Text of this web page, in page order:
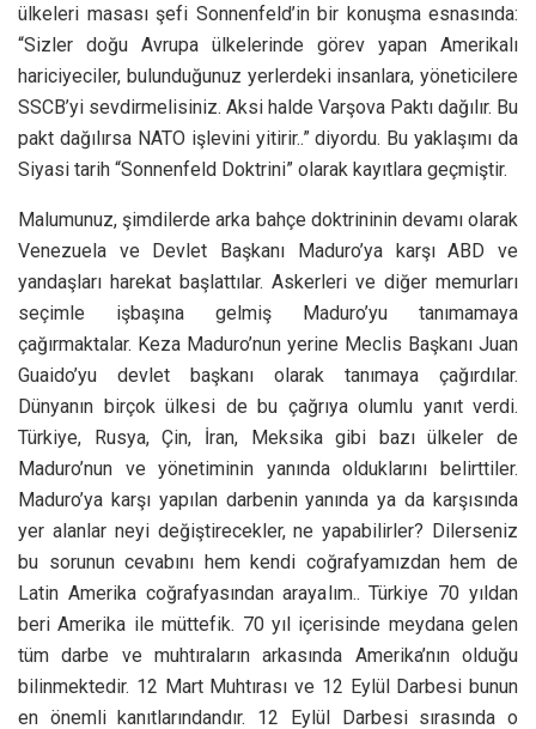
ülkeleri masası şefi Sonnenfeld’in bir konuşma esnasında:
“Sizler doğu Avrupa ülkelerinde görev yapan Amerikalı
hariciyeciler, bulunduğunuz yerlerdeki insanlara, yöneticilere
SSCB’yi sevdirmelisiniz. Aksi halde Varşova Paktı dağılır. Bu
pakt dağılırsa NATO işlevini yitirir..” diyordu. Bu yaklaşımı da
Siyasi tarih “Sonnenfeld Doktrini” olarak kayıtlara geçmiştir.
Malumunuz, şimdilerde arka bahçe doktrininin devamı olarak
Venezuela ve Devlet Başkanı Maduro’ya karşı ABD ve
yandaşları harekat başlattılar. Askerleri ve diğer memurları
seçimle işbaşına gelmiş Maduro’yu tanımamaya
çağırmaktalar. Keza Maduro’nun yerine Meclis Başkanı Juan
Guaido’yu devlet başkanı olarak tanımaya çağırdılar.
Dünyanın birçok ülkesi de bu çağrıya olumlu yanıt verdi.
Türkiye, Rusya, Çin, İran, Meksika gibi bazı ülkeler de
Maduro’nun ve yönetiminin yanında olduklarını belirttiler.
Maduro’ya karşı yapılan darbenin yanında ya da karşısında
yer alanlar neyi değiştirecekler, ne yapabilirler? Dilerseniz
bu sorunun cevabını hem kendi coğrafyamızdan hem de
Latin Amerika coğrafyasından arayalım.. Türkiye 70 yıldan
beri Amerika ile müttefik. 70 yıl içerisinde meydana gelen
tüm darbe ve muhtıraların arkasında Amerika’nın olduğu
bilinmektedir. 12 Mart Muhtırası ve 12 Eylül Darbesi bunun
en önemli kanıtlarındandır. 12 Eylül Darbesi sırasında o